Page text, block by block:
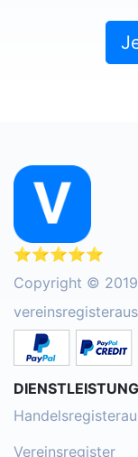
⭐⭐⭐⭐⭐
Copyright ©
Vereinsregister